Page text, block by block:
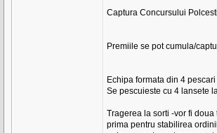
Captura Concursului
Premiile se pot cumula/
Echipa formata din 4
Se pescuieste cu 4 lansete
Tragerea la sorti -vor fi doua
prima pentru stabilirea ordinii